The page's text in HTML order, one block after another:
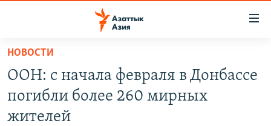
Вернуться
основному
содержанию
КАЗАХСТАН
КЫРГЫЗСТАН
НОВОСТИ
ВОЙНА В УКРАИНЕ
НОВОСТИ
ООН: с начала февраля в Донбассе
погибли более 260 мирных
жителей